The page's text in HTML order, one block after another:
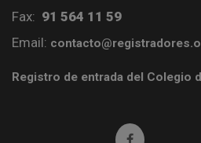
Fax: 91 564 11 59
Email:
Registro de entrada del Colegio
Ir a facebook